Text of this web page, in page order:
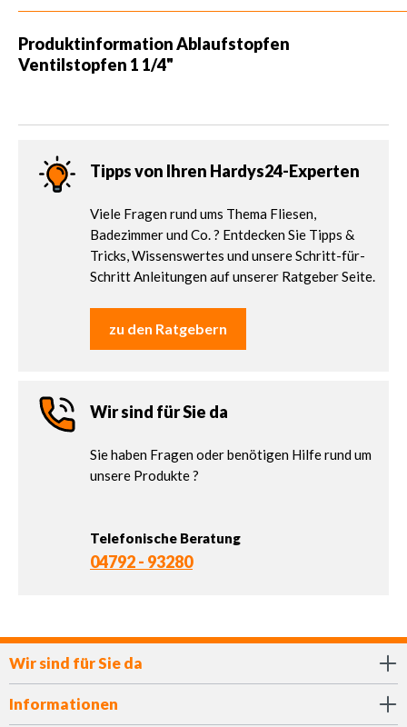
ProduktinformationAblaufstopfen
Ventilstopfen 1 1/4"
Tipps von Ihren Hardys24-Experten
Viele Fragen rund ums Thema Fliesen,
Badezimmer und Co. ? Entdecken Sie Tipps &
Tricks, Wissenswertes und unsere Schritt-für-
Schritt Anleitungen auf unserer Ratgeber Seite.
zu den Ratgebern
Wir sind für Sie da
Sie haben Fragen oder benötigen Hilfe rund um
unsere Produkte ?
Telefonische Beratung
04792 - 93280
Wir sind für Sie da
Informationen